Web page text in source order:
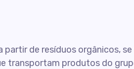
de resíduos orgânicos,
transportam produtos do